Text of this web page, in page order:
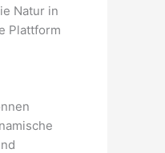
Natur in
Plattform